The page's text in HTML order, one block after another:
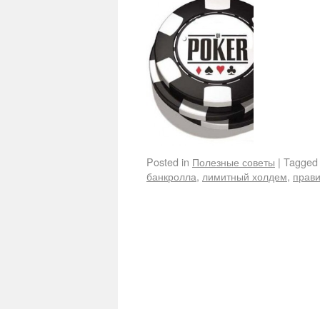
Posted in Полезные советы | Tagged
банкролла, лимитный холдем,